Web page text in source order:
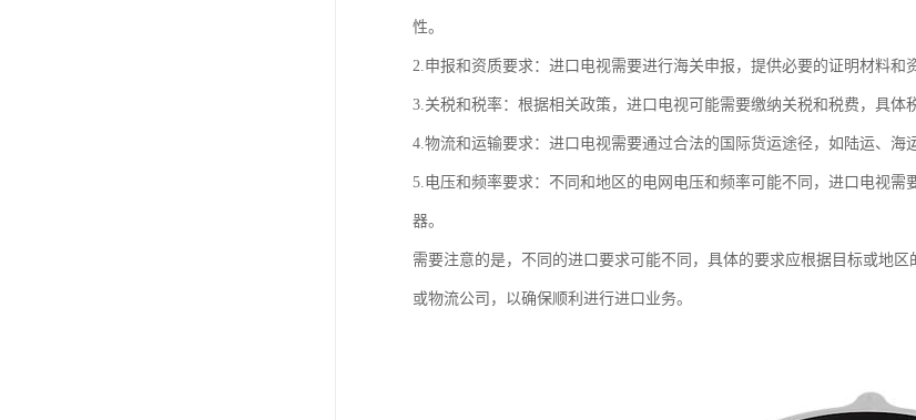
性。
2.申报和资质要求：进口电视需要进行海关申报，提供必要的证明材料和
3.关税和税率：根据相关政策，进口电视可能需要缴纳关税和税费，具体
4.物流和运输要求：进口电视需要通过合法的国际货运途径，如陆运、海
5.电压和频率要求：不同和地区的电网电压和频率可能不同，进口电视
器。
需要注意的是，不同的进口要求可能不同，具体的要求应根据目标或地
或物流公司，以确保顺利进行进口业务。